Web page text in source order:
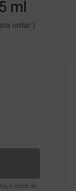
ml
untar)
stock de